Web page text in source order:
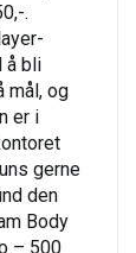
.
å bli
mål, og
er i
gerne
den
Body
– 500